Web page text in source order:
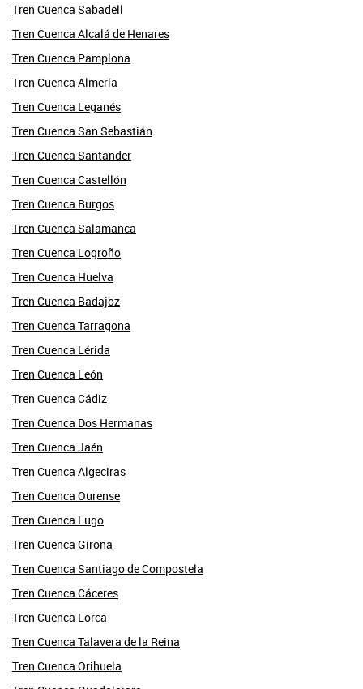
Tren Cuenca Sabadell
Tren Cuenca Alcalá de Henares
Tren Cuenca Pamplona
Tren Cuenca Almería
Tren Cuenca Leganés
Tren Cuenca San Sebastián
Tren Cuenca Santander
Tren Cuenca Castellón
Tren Cuenca Burgos
Tren Cuenca Salamanca
Tren Cuenca Logroño
Tren Cuenca Huelva
Tren Cuenca Badajoz
Tren Cuenca Tarragona
Tren Cuenca Lérida
Tren Cuenca León
Tren Cuenca Cádiz
Tren Cuenca Dos Hermanas
Tren Cuenca Jaén
Tren Cuenca Algeciras
Tren Cuenca Ourense
Tren Cuenca Lugo
Tren Cuenca Girona
Tren Cuenca Santiago de Compostela
Tren Cuenca Cáceres
Tren Cuenca Lorca
Tren Cuenca Talavera de la Reina
Tren Cuenca Orihuela